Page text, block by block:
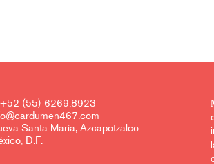
(55) 6269.8923
Santa María, Azcapotzalco.
D.F.